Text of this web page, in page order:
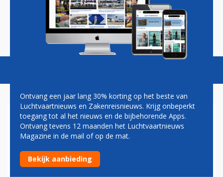
Magazine Podcasts Vacatures
EVA AIR MET BOEING 787
DREAMLINER NAAR
SCHIPHOL
Ontvang een jaar lang 30% korting op het beste van
Luchtvaartnieuws en Zakenreisnieuws. Krijg onbeperkt
toegang tot al het nieuws en de bijbehorende Apps.
Ontvang tevens 12 maanden het Luchtvaartnieuws
Magazine in de mail of op de mat.
Bekijk aanbieding